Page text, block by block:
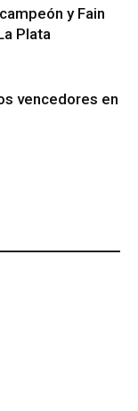
y Fain
Plata
vencedores en